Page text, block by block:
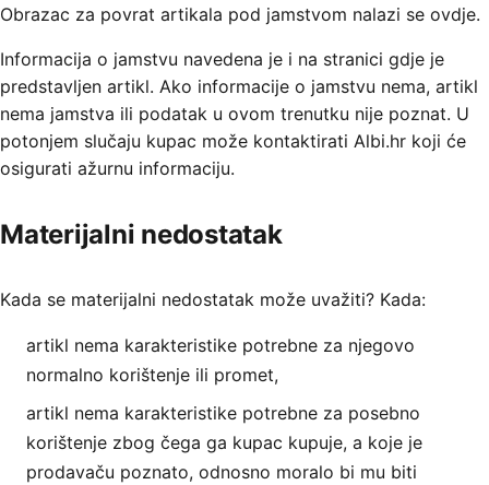
Obrazac za povrat artikala pod jamstvom nalazi se ovdje.
Informacija o jamstvu navedena je i na stranici gdje je
predstavljen artikl. Ako informacije o jamstvu nema, artikl
nema jamstva ili podatak u ovom trenutku nije poznat. U
potonjem slučaju kupac može kontaktirati Albi.hr koji će
osigurati ažurnu informaciju.
Materijalni nedostatak
Kada se materijalni nedostatak može uvažiti? Kada:
artikl nema karakteristike potrebne za njegovo
normalno korištenje ili promet,
artikl nema karakteristike potrebne za posebno
korištenje zbog čega ga kupac kupuje, a koje je
prodavaču poznato, odnosno moralo bi mu biti